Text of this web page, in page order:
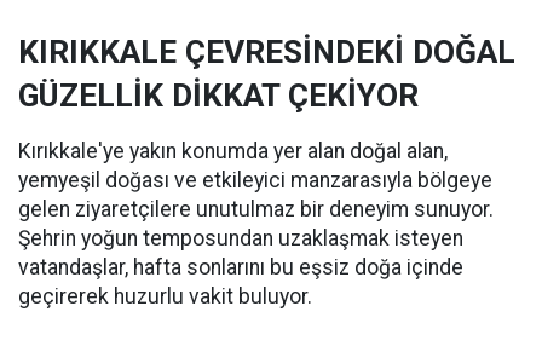
KIRIKKALE ÇEVRESİNDEKİ DOĞAL
GÜZELLİK DİKKAT ÇEKİYOR
Kırıkkale'ye yakın konumda yer alan doğal alan,
yemyeşil doğası ve etkileyici manzarasıyla bölgeye
gelen ziyaretçilere unutulmaz bir deneyim sunuyor.
Şehrin yoğun temposundan uzaklaşmak isteyen
vatandaşlar, hafta sonlarını bu eşsiz doğa içinde
geçirerek huzurlu vakit buluyor.